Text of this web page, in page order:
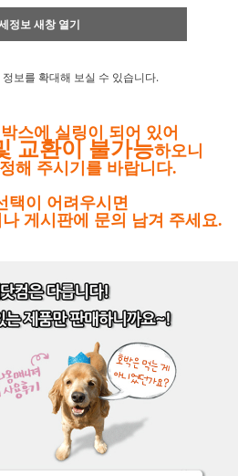
정보 새창 열기
보를 확대해 보실 수 있습니다.
스에 실링이 되어 있어
교환이 불가능하오니
해 주시기를 바랍니다.
택이 어려우시면
게시판에 문의 남겨 주세요.